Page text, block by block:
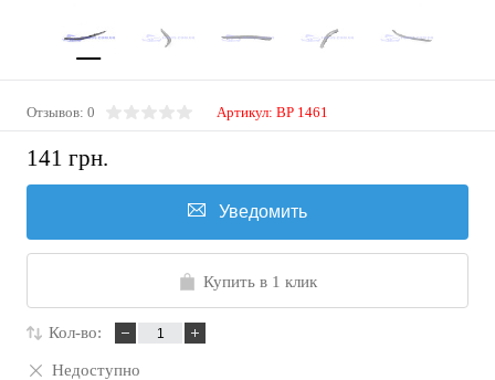
Отзывов: 0 Артикул: BP 1461
141 грн.
Уведомить
Купить в 1 клик
Кол-во:
Недоступно